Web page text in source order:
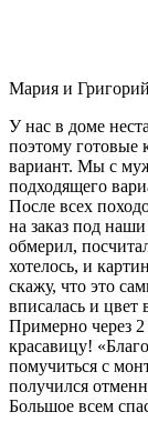
Мария и
У нас в доме
поэтому готовые
вариант. Мы с
подходящего
После всех
на заказ под
обмерил,
хотелось, и
скажу, что это
вписалась и цвет
Примерно через
красавицу!
помучиться с
получился
Большое всем